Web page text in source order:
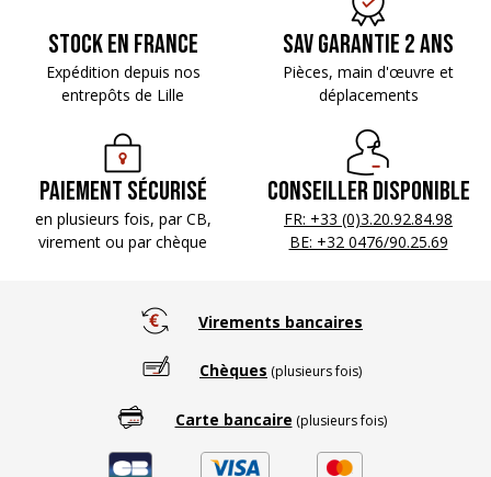
Stock en France
Expédition depuis nos
entrepôts de Lille
SAV Garantie 2 ans
Pièces, main d'œuvre et
déplacements
Paiement sécurisé
en plusieurs fois, par CB,
virement ou par chèque
Conseiller disponible
FR: +33 (0)3.20.92.84.98
BE: +32 0476/90.25.69
Virements bancaires
Chèques (plusieurs fois)
Carte bancaire (plusieurs fois)